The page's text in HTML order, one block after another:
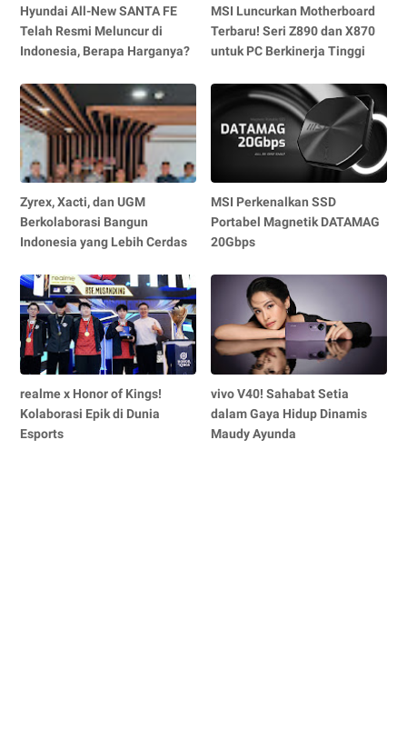
Hyundai All-New SANTA FE
Telah Resmi Meluncur di
Indonesia, Berapa Harganya?
MSI Luncurkan Motherboard
Terbaru! Seri Z890 dan X870
untuk PC Berkinerja Tinggi
Zyrex, Xacti, dan UGM
Berkolaborasi Bangun
Indonesia yang Lebih Cerdas
MSI Perkenalkan SSD
Portabel Magnetik DATAMAG
20Gbps
realme x Honor of Kings!
Kolaborasi Epik di Dunia
Esports
vivo V40! Sahabat Setia
dalam Gaya Hidup Dinamis
Maudy Ayunda